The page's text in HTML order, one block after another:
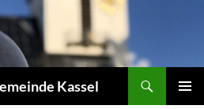
Kassel